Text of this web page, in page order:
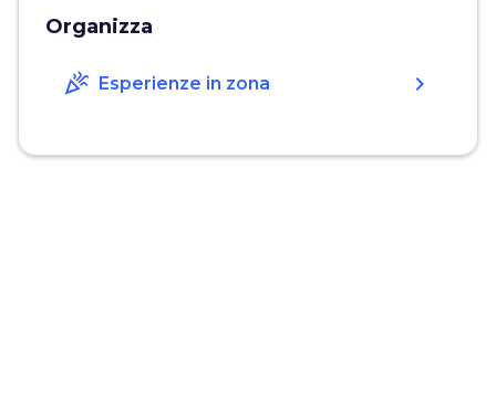
Organizza
celebration Esperienze in zona chevron_right